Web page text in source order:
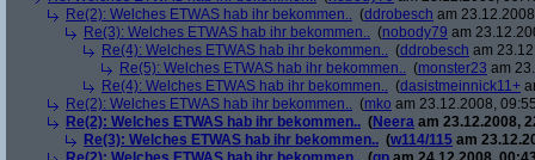
Re(2): Welches ETWAS hab ihr bekommen.. (ddrobesch am
Re(3): Welches ETWAS hab ihr bekommen.. (nobody79 am
Re(4): Welches ETWAS hab ihr bekommen.. (ddrobesch am
Re(5): Welches ETWAS hab ihr bekommen.. (monster23 am
Re(4): Welches ETWAS hab ihr bekommen.. (dasistmeinnick11+
Re(2): Welches ETWAS hab ihr bekommen.. (mko am 23.12.2008,
Re(2): Welches ETWAS hab ihr bekommen.. (Neera am 23.12.2008,
Re(3): Welches ETWAS hab ihr bekommen.. (w114/115 am